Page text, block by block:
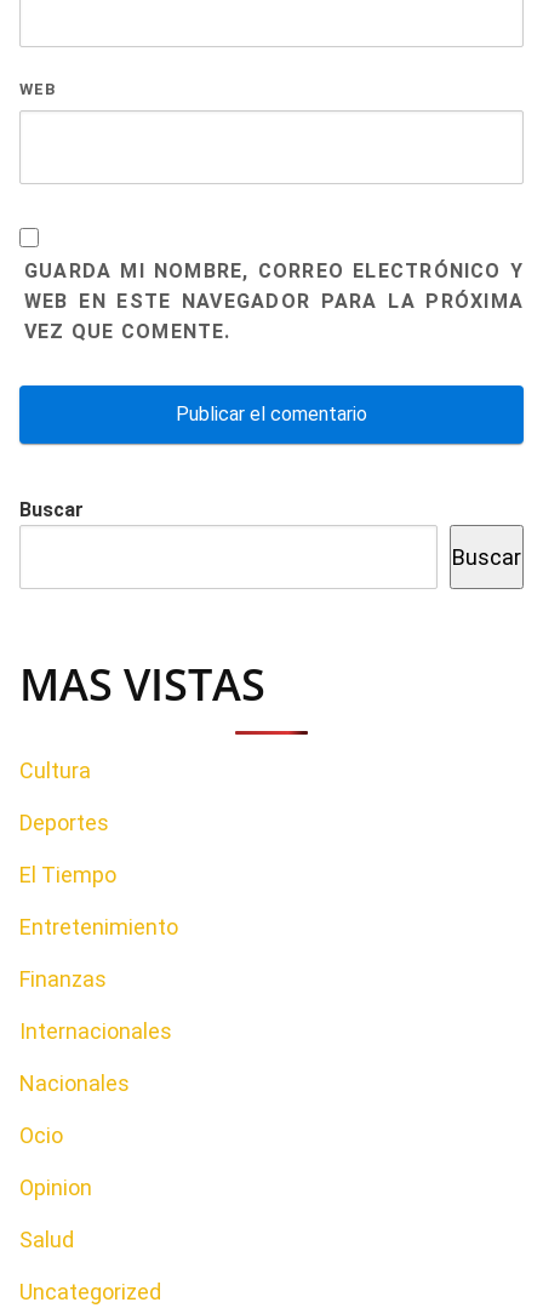
WEB
GUARDA MI NOMBRE, CORREO ELECTRÓNICO Y
WEB EN ESTE NAVEGADOR PARA LA PRÓXIMA
VEZ QUE COMENTE.
Buscar
Buscar
MAS VISTAS
Cultura
Deportes
El Tiempo
Entretenimiento
Finanzas
Internacionales
Nacionales
Ocio
Opinion
Salud
Uncategorized